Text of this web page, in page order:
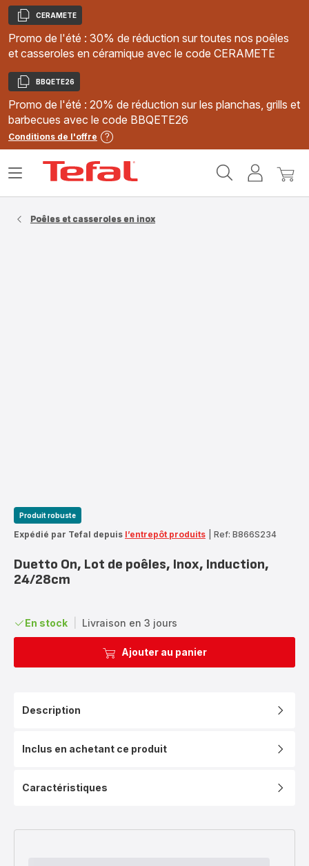
Copier
CERAMETE
Promo de l'été : 30% de réduction sur toutes nos poêles
et casseroles en céramique avec le code CERAMETE
Copier
BBQETE26
Promo de l'été : 20% de réduction sur les planchas, grills et
barbecues avec le code BBQETE26
Conditions de l'offre
MonMon
Ouvrir
Poêles et casseroles en inox
Produit robuste
Expédié par Tefal depuis l’entrepôt produits Ref: B866S234
Duetto On, Lot de poêles, Inox, Induction,
24/28cm
En stock Livraison en 3 jours
Ajouter au panier
Description
Inclus en achetant ce produit
Caractéristiques